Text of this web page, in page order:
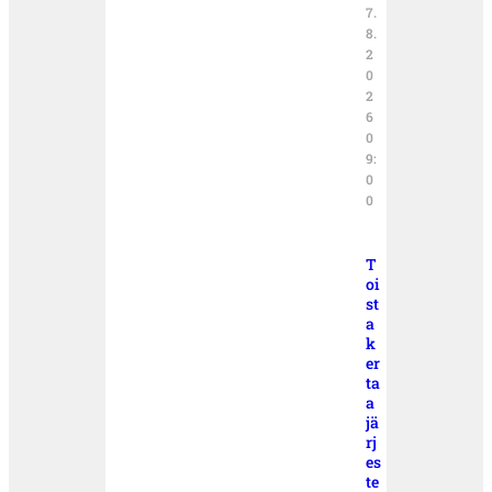
7.
8.
2
0
2
6
0
9:
0
0
T
oi
st
a
k
er
ta
a
jä
rj
es
te